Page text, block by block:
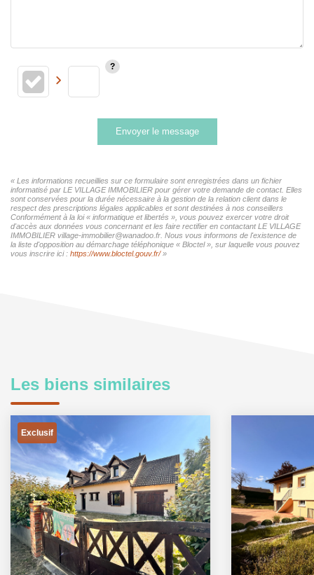
Envoyer le message
« Les informations recueillies sur ce formulaire sont enregistrées dans un fichier
informatisé par LE VILLAGE IMMOBILIER pour gérer votre demande de contact. Elles
sont conservées pour la durée nécessaire à la gestion de la relation client dans le
respect des prescriptions légales applicables et sont destinées à nos conseillers
Conformément à la loi « informatique et libertés », vous pouvez exercer votre droit
d'accès aux données vous concernant et les faire rectifier en contactant LE VILLAGE
IMMOBILIER village-immobilier@wanadoo.fr. Nous vous informons de l'existence de
la liste d'opposition au démarchage téléphonique « Bloctel », sur laquelle vous pouvez
vous inscrire ici : https://www.bloctel.gouv.fr/»
Les biens similaires
Exclusif